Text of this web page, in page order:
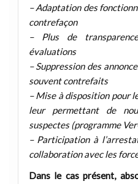
– Adaptation des
contrefaçon
– Plus de
évaluations
– Suppression des
souvent contrefaits
– Mise à disposition pour
leur permettant de
suspectes (programme
– Participation à
collaboration avec les
Dans le cas présent,